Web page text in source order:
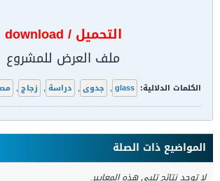
التحميل / download
ملف العرض للمشروع
الكلمات الدلالية: glass
, جدوى , دراسة , زجاج ,
المواضيع ذات الصلة
لا توجد نتائج تلبي هذه المعايير.